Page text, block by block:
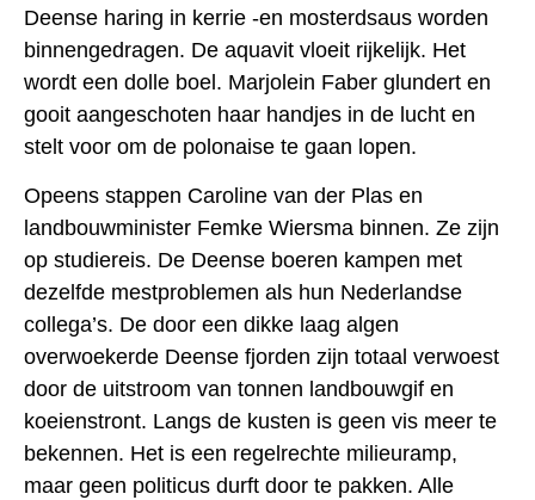
Deense haring in kerrie -en mosterdsaus worden
binnengedragen. De aquavit vloeit rijkelijk. Het
wordt een dolle boel. Marjolein Faber glundert en
gooit aangeschoten haar handjes in de lucht en
stelt voor om de polonaise te gaan lopen.
Opeens stappen Caroline van der Plas en
landbouwminister Femke Wiersma binnen. Ze zijn
op studiereis. De Deense boeren kampen met
dezelfde mestproblemen als hun Nederlandse
collega’s. De door een dikke laag algen
overwoekerde Deense fjorden zijn totaal verwoest
door de uitstroom van tonnen landbouwgif en
koeienstront. Langs de kusten is geen vis meer te
bekennen. Het is een regelrechte milieuramp,
maar geen politicus durft door te pakken. Alle